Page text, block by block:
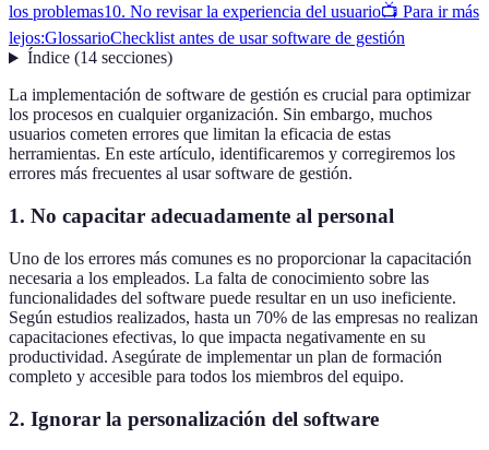
los problemas10. No revisar la experiencia del usuario📺 Para ir más
lejos:GlossarioChecklist antes de usar software de gestión
Índice(14 secciones)
La implementación de software de gestión es crucial para optimizar
los procesos en cualquier organización. Sin embargo, muchos
usuarios cometen errores que limitan la eficacia de estas
herramientas. En este artículo, identificaremos y corregiremos los
errores más frecuentes al usar software de gestión.
1. No capacitar adecuadamente al personal
Uno de los errores más comunes es no proporcionar la capacitación
necesaria a los empleados. La falta de conocimiento sobre las
funcionalidades del software puede resultar en un uso ineficiente.
Según estudios realizados, hasta un 70% de las empresas no realizan
capacitaciones efectivas, lo que impacta negativamente en su
productividad. Asegúrate de implementar un plan de formación
completo y accesible para todos los miembros del equipo.
2. Ignorar la personalización del software